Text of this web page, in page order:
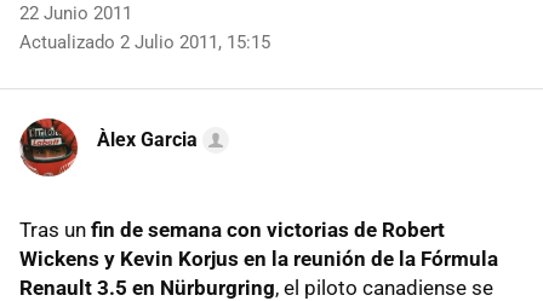
22 Junio 2011
Actualizado 2 Julio 2011, 15:15
Àlex Garcia
Tras un fin de semana con victorias de Robert
Wickens y Kevin Korjus en la reunión de la Fórmula
Renault 3.5 en Nürburgring, el piloto canadiense se